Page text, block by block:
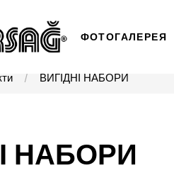
ФОТОГАЛЕРЕЯ
ВИГІДНІ НАБОРИ
НАБОРИ